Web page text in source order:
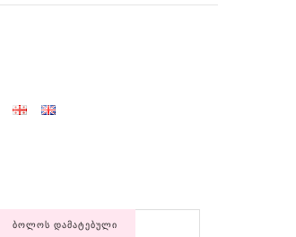
ᲑᲝᲚᲝᲡ ᲓᲐᲛᲐᲢᲔᲑᲣᲚᲘ